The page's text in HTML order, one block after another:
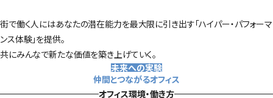
街で働く人にはあなたの潜在能力を最大限に引き出す「ハイパー・パフォーマ
ンス体験」を提供。
共にみんなで新たな価値を築き上げていく。
未来への実験
仲間とつながるオフィス
オフィス環境・働き方